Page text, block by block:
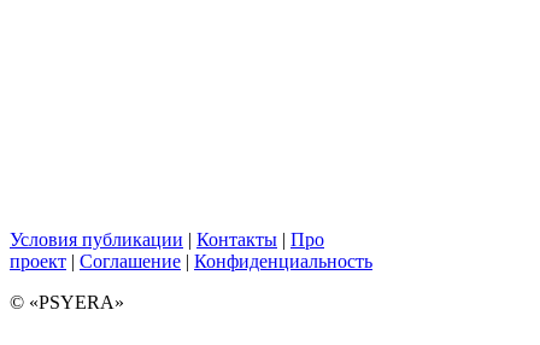
Условия публикации | Контакты | Про
проект | Соглашение | Конфиденциальность
© «PSYERA»